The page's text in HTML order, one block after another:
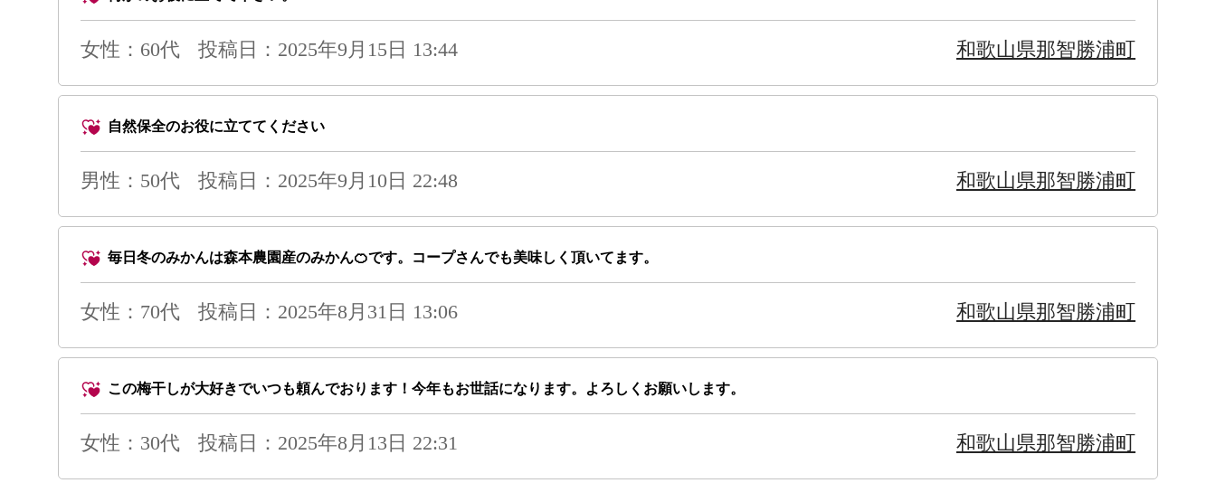
女性：60代 投稿日：2025年9月15日 13:44 和歌山県那智勝浦町
自然保全のお役に立ててください
男性 ：50代 投稿日：2025年9月10日 22:48 和歌山県那智勝浦町
毎日冬のみかんは森本農園産のみかん🍊です。コープさんでも美味しく頂いてます。
女性：70代 投稿日：2025年8月31日 13:06 和歌山県那智勝浦町
この梅干しが大好きでいつも頼んでおります！今年もお世話になります。よろしくお願いします。
女性：30代 投稿日：2025年8月13日 22:31 和歌山県那智勝浦町